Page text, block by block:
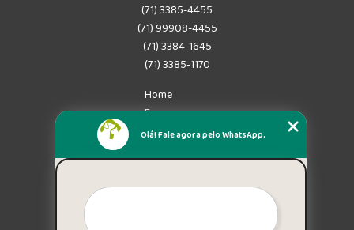
(71) 3385-4455
(71) 99908-4455
(71) 3384-1645
(71) 3385-1170
Home
Empresa
Missão
Mapa do site
Olá! Fale agora pelo WhatsApp.